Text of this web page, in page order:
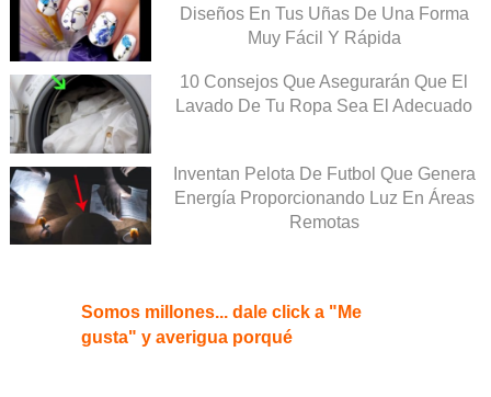
Diseños En Tus Uñas De Una Forma
Muy Fácil Y Rápida
10 Consejos Que Asegurarán Que El
Lavado De Tu Ropa Sea El Adecuado
Inventan Pelota De Futbol Que Genera
Energía Proporcionando Luz En Áreas
Remotas
Somos millones... dale click a "Me
gusta" y averigua porqué